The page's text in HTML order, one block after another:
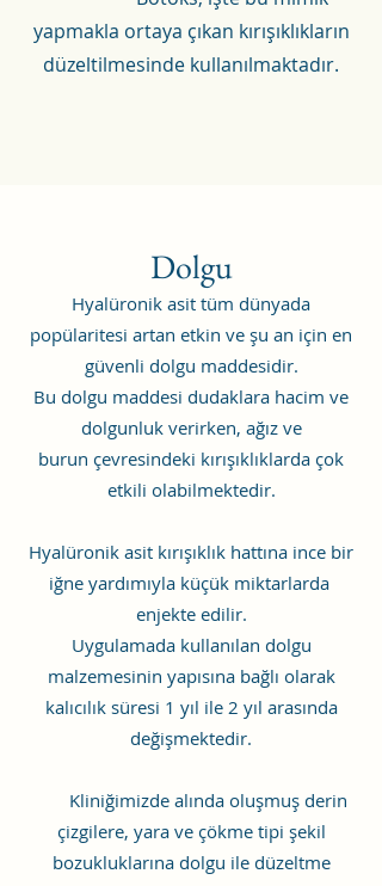
yapmakla ortaya çıkan kırışıklıkların
düzeltilmesinde kullanılmaktadır.
Dolgu
Hyalüronik asit tüm dünyada
popülaritesi artan etkin ve şu an için en
güvenli dolgu maddesidir.
Bu dolgu maddesi dudaklara hacim ve
dolgunluk verirken, ağız ve
burun çevresindeki kırışıklıklarda çok
etkili olabilmektedir.
Hyalüronik asit kırışıklık hattına ince bir
iğne yardımıyla küçük miktarlarda
enjekte edilir.
Uygulamada kullanılan dolgu
malzemesinin yapısına bağlı olarak
kalıcılık süresi 1 yıl ile 2 yıl arasında
değişmektedir.
Kliniğimizde alında oluşmuş derin
çizgilere, yara ve çökme tipi şekil
bozukluklarına dolgu ile düzeltme